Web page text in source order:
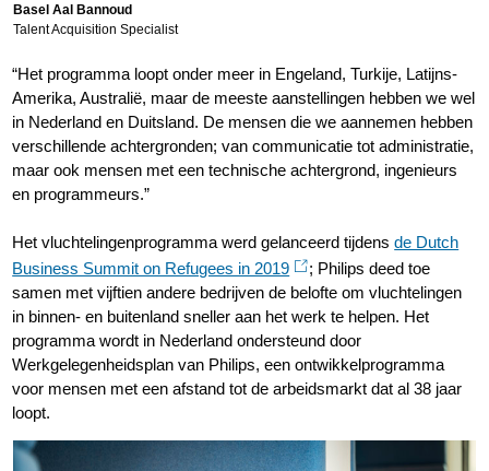
Basel Aal Bannoud
Talent Acquisition Specialist
“Het programma loopt onder meer in Engeland, Turkije, Latijns-
Amerika, Australië, maar de meeste aanstellingen hebben we wel
in Nederland en Duitsland. De mensen die we aannemen hebben
verschillende achtergronden; van communicatie tot administratie,
maar ook mensen met een technische achtergrond, ingenieurs
en programmeurs.”
Het vluchtelingenprogramma werd gelanceerd tijdensde Dutch
Business Summit on Refugees in 2019
; Philips deed toe
samen met vijftien andere bedrijven de belofte om vluchtelingen
in binnen- en buitenland sneller aan het werk te helpen. Het
programma wordt in Nederland ondersteund door
Werkgelegenheidsplan van Philips, een ontwikkelprogramma
voor mensen met een afstand tot de arbeidsmarkt dat al 38 jaar
loopt.